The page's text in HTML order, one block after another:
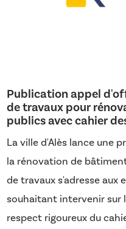
Publication appel
de travaux pour
publics avec cahier
La ville d'Alès lance une
la rénovation de
de travaux s'adresse
souhaitant intervenir sur
respect rigoureux du